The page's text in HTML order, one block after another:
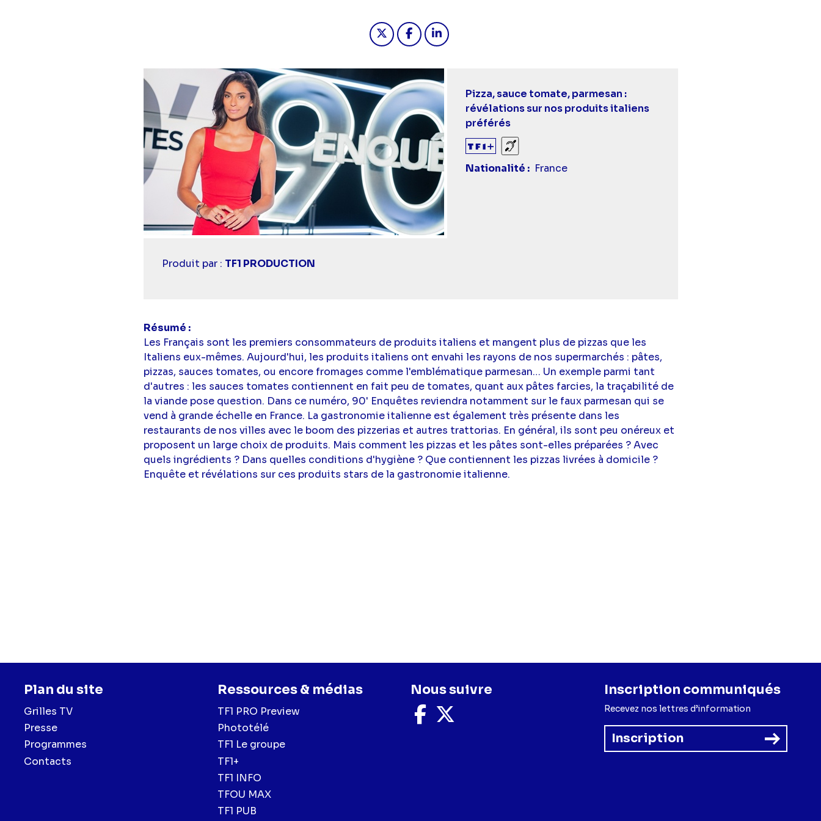
Partager "2024-07-09 00:20 - 90' Enquêtes - Pizza, sauce tomate, parmesan :
Partager "2024-07-09 00:20 - 90' Enquêtes - Pizza, sauce tomate, parmesan
Pizza, sauce tomate, parmesan :
révélations sur nos produits italiens
préférés
Sourds et malentendants
Nationalité
France
Casting
Produit par : TF1 PRODUCTION
Résumé
Les Français sont les premiers consommateurs de produits italiens et mangent plus de pizzas que les
Italiens eux-mêmes. Aujourd'hui, les produits italiens ont envahi les rayons de nos supermarchés : pâtes,
pizzas, sauces tomates, ou encore fromages comme l'emblématique parmesan… Un exemple parmi tant
d'autres : les sauces tomates contiennent en fait peu de tomates, quant aux pâtes farcies, la traçabilité de
la viande pose question. Dans ce numéro, 90' Enquêtes reviendra notamment sur le faux parmesan qui se
vend à grande échelle en France. La gastronomie italienne est également très présente dans les
restaurants de nos villes avec le boom des pizzerias et autres trattorias. En général, ils sont peu onéreux et
proposent un large choix de produits. Mais comment les pizzas et les pâtes sont-elles préparées ? Avec
quels ingrédients ? Dans quelles conditions d'hygiène ? Que contiennent les pizzas livrées à domicile ?
Enquête et révélations sur ces produits stars de la gastronomie italienne.
Plan du site
Grilles TV
Presse
Programmes
Contacts
Ressources & médias
TF1 PRO Preview
Phototélé
TF1 Le groupe
TF1+
TF1 INFO
TFOU MAX
TF1 PUB
Nous suivre
Nous
suivre
Inscription communiqués
Recevez nos lettres d’information
Inscription